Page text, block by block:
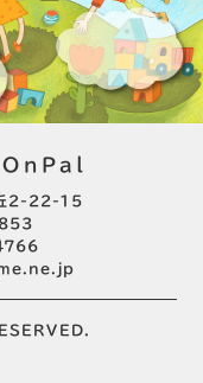
OnPal
丘2-22-15